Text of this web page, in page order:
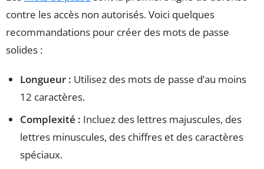
contre les accès non autorisés. Voici quelques
recommandations pour créer des mots de passe
solides :
Longueur : Utilisez des mots de passe d’au moins
12 caractères.
Complexité : Incluez des lettres majuscules, des
lettres minuscules, des chiffres et des caractères
spéciaux.